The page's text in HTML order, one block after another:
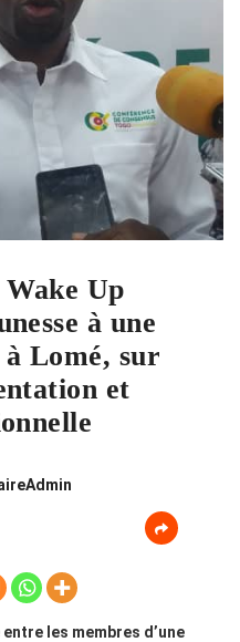
Up
à une
Lomé, sur
et
les membres d’une